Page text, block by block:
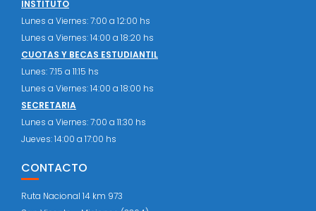
INSTITUTO
Lunes a Viernes: 7:00 a 12:00 hs
Lunes a Viernes: 14:00 a 18:20 hs
CUOTAS Y BECAS ESTUDIANTIL
Lunes: 7:15 a 11:15 hs
Lunes a Viernes: 14:00 a 18:00 hs
SECRETARIA
Lunes a Viernes: 7:00 a 11:30 hs
Jueves: 14:00 a 17:00 hs
CONTACTO
Ruta Nacional 14 km 973